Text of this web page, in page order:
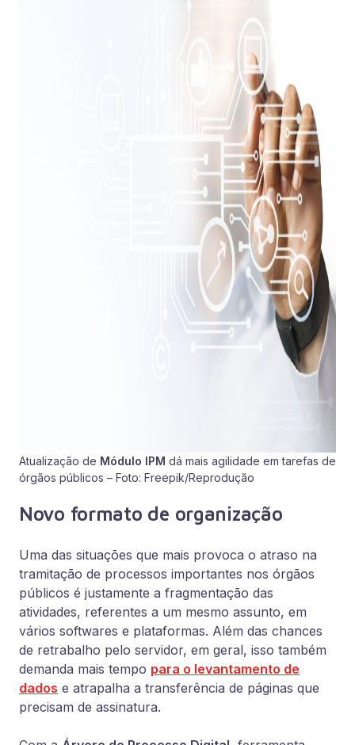
Atualização de Módulo IPM dá mais agilidade em tarefas de
órgãos públicos – Foto: Freepik/Reprodução
Novo formato de organização
Uma das situações que mais provoca o atraso na
tramitação de processos importantes nos órgãos
públicos é justamente a fragmentação das
atividades, referentes a um mesmo assunto, em
vários softwares e plataformas. Além das chances
de retrabalho pelo servidor, em geral, isso também
demanda mais tempo para o levantamento de
dados e atrapalha a transferência de páginas que
precisam de assinatura.